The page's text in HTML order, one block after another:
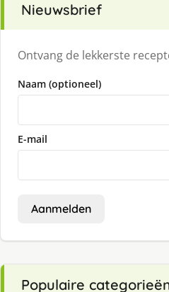
Nieuwsbrief
Ontvang de lekkerste
Naam (optioneel)
E-mail
Aanmelden
Populaire